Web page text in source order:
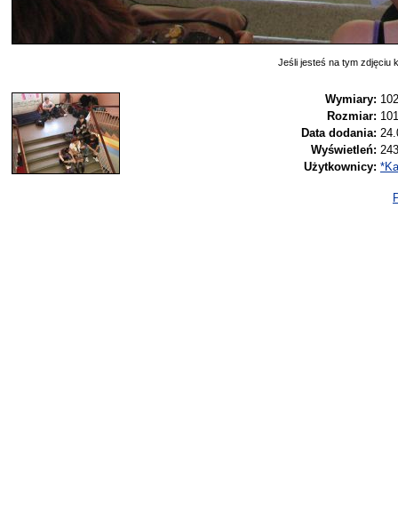
Jeśli jesteś na tym zdjęciu
Wymiary:
Rozmiar:
Data dodania:
Wyświetleń:
Użytkownicy: